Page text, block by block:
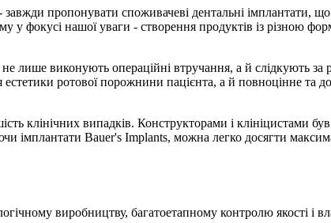
пропонувати споживачеві дентальні імплантати,
у фокусі нашої уваги - створення продуктів із різною
виконують операційні втручання, а й слідкують за
ротової порожнини пацієнта, а й повноцінне та
клінічних випадків. Конструкторами і клініцистами
імплантати Bauer's Implants, можна легко досягти
виробництву, багатоетапному контролю якості і